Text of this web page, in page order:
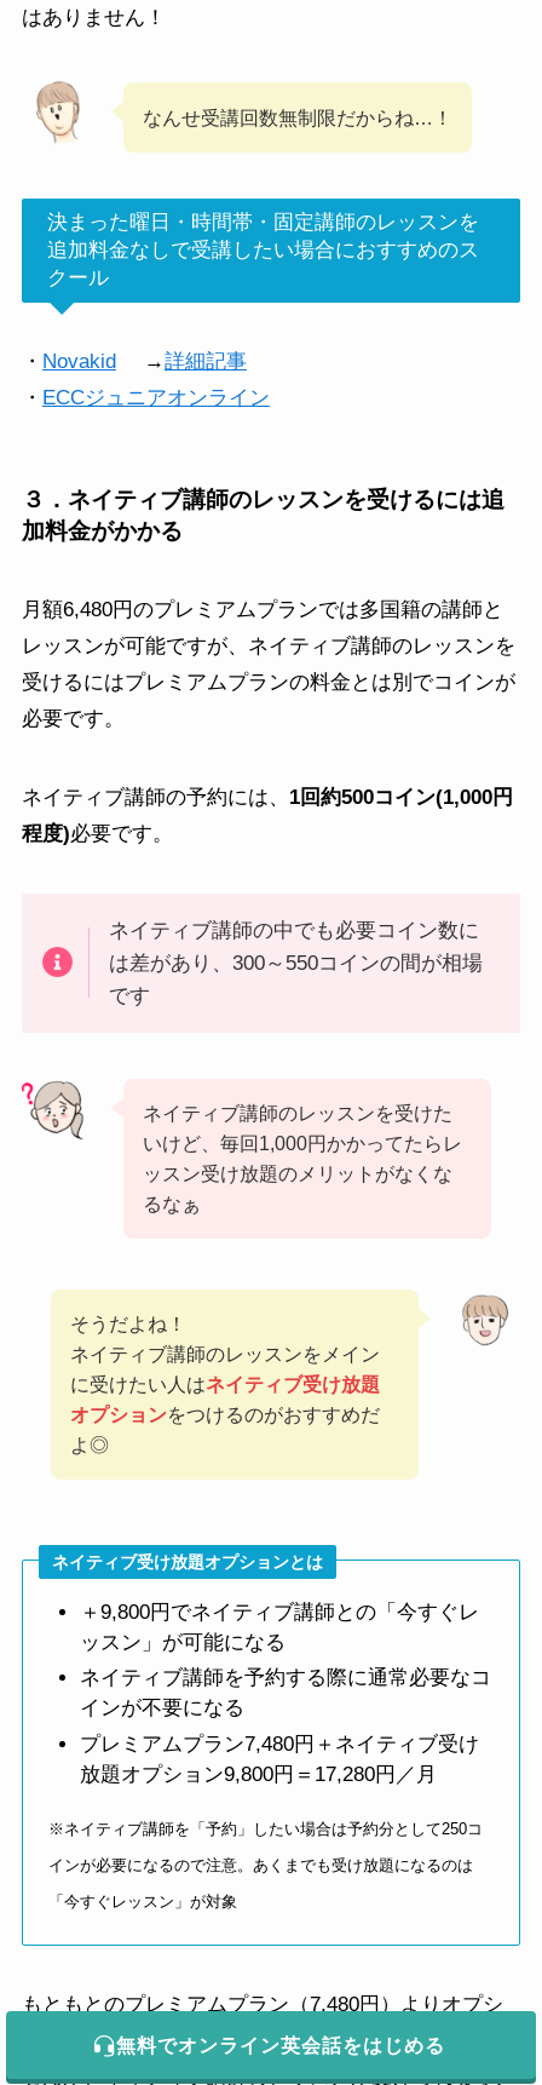
はありません！
なんせ受講回数無制限だからね…！
決まった曜日・時間帯・固定講師のレッスンを
追加料金なしで受講したい場合におすすめのス
クール
・ Novakid →詳細記事
・ ECCジュニアオンライン
３．ネイティブ講師のレッスンを受けるには追
加料金がかかる
月額6,480円のプレミアムプランでは多国籍の講師と
レッスンが可能ですが、ネイティブ講師のレッスンを
受けるにはプレミアムプランの料金とは別でコインが
必要です。
ネイティブ講師の予約には、 1回約500コイン(1,000円
程度)必要です。
ネイティブ講師の中でも必要コイン数に
は差があり、300～550コインの間が相場
です
ネイティブ講師のレッスンを受けた
いけど、毎回1,000円かかってたらレ
ッスン受け放題のメリットがなくな
るなぁ
そうだよね！
ネイティブ講師のレッスンをメイン
に受けたい人はネイティブ受け放題
オプションをつけるのがおすすめだ
よ◎
ネイティブ受け放題オプションとは
＋9,800円でネイティブ講師との「今すぐレ
ッスン」が可能になる
ネイティブ講師を予約する際に通常必要なコ
インが不要になる
プレミアムプラン7,480円＋ネイティブ受け
放題オプション9,800円＝17,280円／月
※ネイティブ講師を「予約」したい場合は予約分として250コ
インが必要になるので注意。あくまでも受け放題になるのは
「今すぐレッスン」が対象
もともとのプレミアムプラン（7,480円）よりオプシ
ョン代の方が高いやないかい…！ってなるかもしれま
せんが、ネイティブ講師のレッスンが受けられるオン
無料でオンライン英会話をはじめる